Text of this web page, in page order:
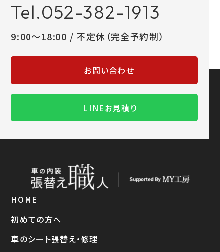
Tel.052-382-1913
9:00～18:00 / 不定休（完全予約制）
お問い合わせ
LINEお見積り
HOME
初めての方へ
車のシート張替え・修理